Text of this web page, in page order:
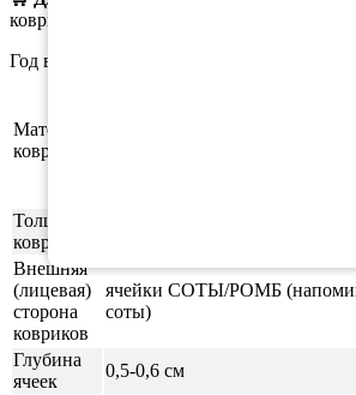
коврика, окантовки.
Год выпуска а/м: 2002, 2003, 2004, 2005,
Материал
ковриков
Этиленвинилацетат (ЭВА/
материал, который
производят спортивные
коврики, подошву для
Толщина
ковриков
Внешняя
(лицевая)
сторона
ковриков
ячейки СОТЫ/РОМБ
соты)
Глубина
ячеек
0,5-0,6 см